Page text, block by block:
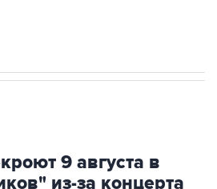
9 августа в
из-за концерта